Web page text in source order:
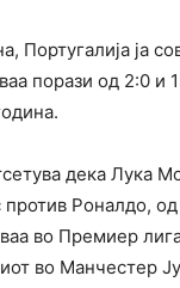
Португалија ја
порази од 2:0 и
дека Лука
Роналдо,
во Премиер
во Манчестер